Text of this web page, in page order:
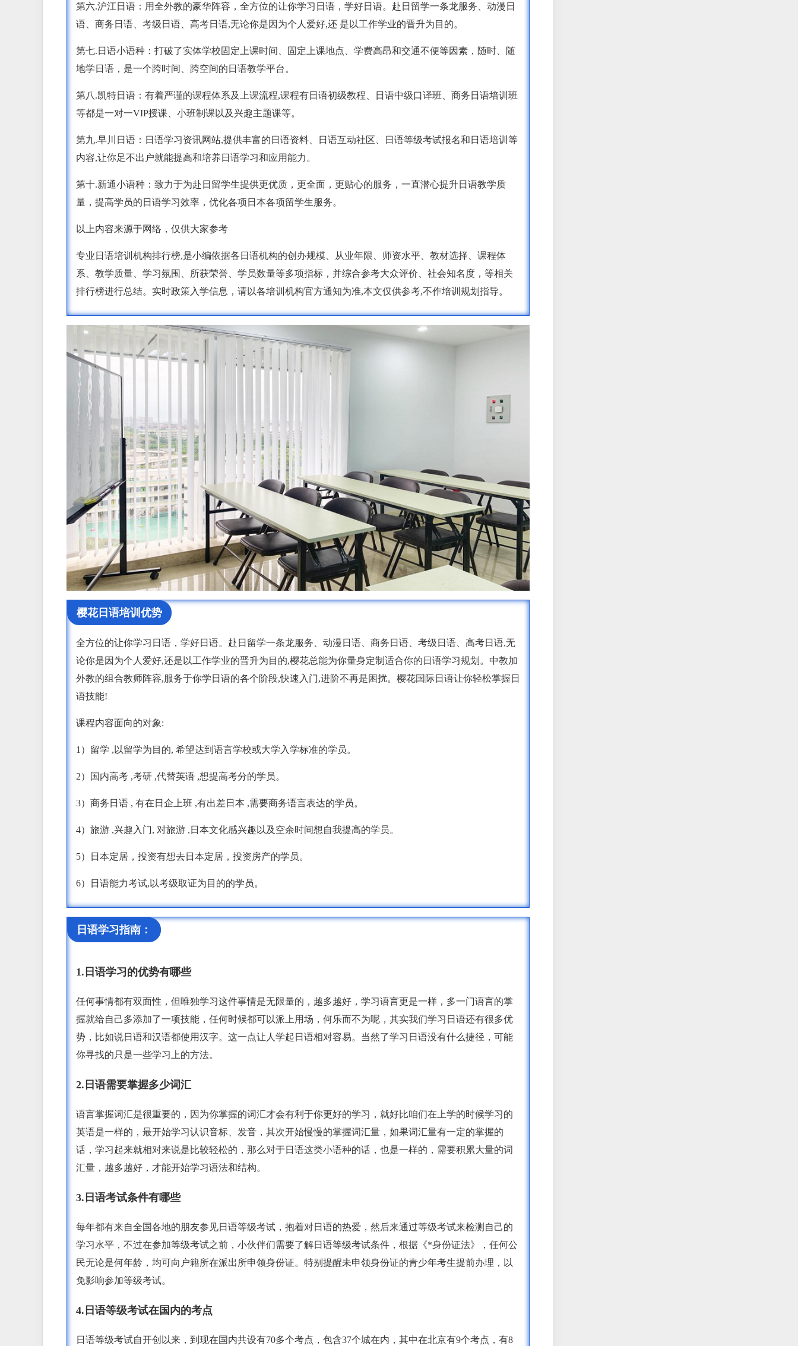
第六.沪江日语：用全外教的豪华阵容，全方位的让你学习日语，学好日语。赴日留学一条龙服务、动漫日
语、商务日语、考级日语、高考日语,无论你是因为个人爱好,还 是以工作学业的晋升为目的。
第七.日语小语种：打破了实体学校固定上课时间、固定上课地点、学费高昂和交通不便等因素，随时、随
地学日语，是一个跨时间、跨空间的日语教学平台。
第八.凯特日语：有着严谨的课程体系及上课流程,课程有日语初级教程、日语中级口译班、商务日语培训班
等都是一对一VIP授课、小班制课以及兴趣主题课等。
第九.早川日语：日语学习资讯网站,提供丰富的日语资料、日语互动社区、日语等级考试报名和日语培训等
内容,让你足不出户就能提高和培养日语学习和应用能力。
第十.新通小语种：致力于为赴日留学生提供更优质，更全面，更贴心的服务，一直潜心提升日语教学质
量，提高学员的日语学习效率，优化各项日本各项留学生服务。
以上内容来源于网络，仅供大家参考
专业日语培训机构排行榜,是小编依据各日语机构的创办规模、从业年限、师资水平、教材选择、课程体
系、教学质量、学习氛围、所获荣誉、学员数量等多项指标，并综合参考大众评价、社会知名度，等相关
排行榜进行总结。实时政策入学信息，请以各培训机构官方通知为准,本文仅供参考,不作培训规划指导。
樱花日语培训优势
全方位的让你学习日语，学好日语。赴日留学一条龙服务、动漫日语、商务日语、考级日语、高考日语,无
论你是因为个人爱好,还是以工作学业的晋升为目的,樱花总能为你量身定制适合你的日语学习规划。中教加
外教的组合教师阵容,服务于你学日语的各个阶段,快速入门,进阶不再是困扰。樱花国际日语让你轻松掌握日
语技能!
课程内容面向的对象:
1）留学 ,以留学为目的, 希望达到语言学校或大学入学标准的学员。
2）国内高考 ,考研 ,代替英语 ,想提高考分的学员。
3）商务日语 , 有在日企上班 ,有出差日本 ,需要商务语言表达的学员。
4）旅游 ,兴趣入门, 对旅游 ,日本文化感兴趣以及空余时间想自我提高的学员。
5）日本定居，投资有想去日本定居，投资房产的学员。
6）日语能力考试,以考级取证为目的的学员。
日语学习指南：
1.日语学习的优势有哪些
任何事情都有双面性，但唯独学习这件事情是无限量的，越多越好，学习语言更是一样，多一门语言的掌
握就给自己多添加了一项技能，任何时候都可以派上用场，何乐而不为呢，其实我们学习日语还有很多优
势，比如说日语和汉语都使用汉字。这一点让人学起日语相对容易。当然了学习日语没有什么捷径，可能
你寻找的只是一些学习上的方法。
2.日语需要掌握多少词汇
语言掌握词汇是很重要的，因为你掌握的词汇才会有利于你更好的学习，就好比咱们在上学的时候学习的
英语是一样的，最开始学习认识音标、发音，其次开始慢慢的掌握词汇量，如果词汇量有一定的掌握的
话，学习起来就相对来说是比较轻松的，那么对于日语这类小语种的话，也是一样的，需要积累大量的词
汇量，越多越好，才能开始学习语法和结构。
3.日语考试条件有哪些
每年都有来自全国各地的朋友参见日语等级考试，抱着对日语的热爱，然后来通过等级考试来检测自己的
学习水平，不过在参加等级考试之前，小伙伴们需要了解日语等级考试条件，根据《*身份证法》，任何公
民无论是何年龄，均可向户籍所在派出所申领身份证。特别提醒未申领身份证的青少年考生提前办理，以
免影响参加等级考试。
4.日语等级考试在国内的考点
日语等级考试自开创以来，到现在国内共设有70多个考点，包含37个城在内，其中在北京有9个考点，有8